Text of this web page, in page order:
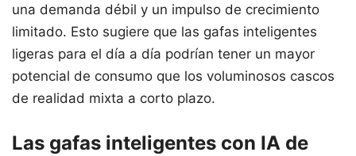
una demanda débil y un impulso de crecimiento
limitado. Esto sugiere que las gafas inteligentes
ligeras para el día a día podrían tener un mayor
potencial de consumo que los voluminosos cascos
de realidad mixta a corto plazo.
Las gafas inteligentes con IA de